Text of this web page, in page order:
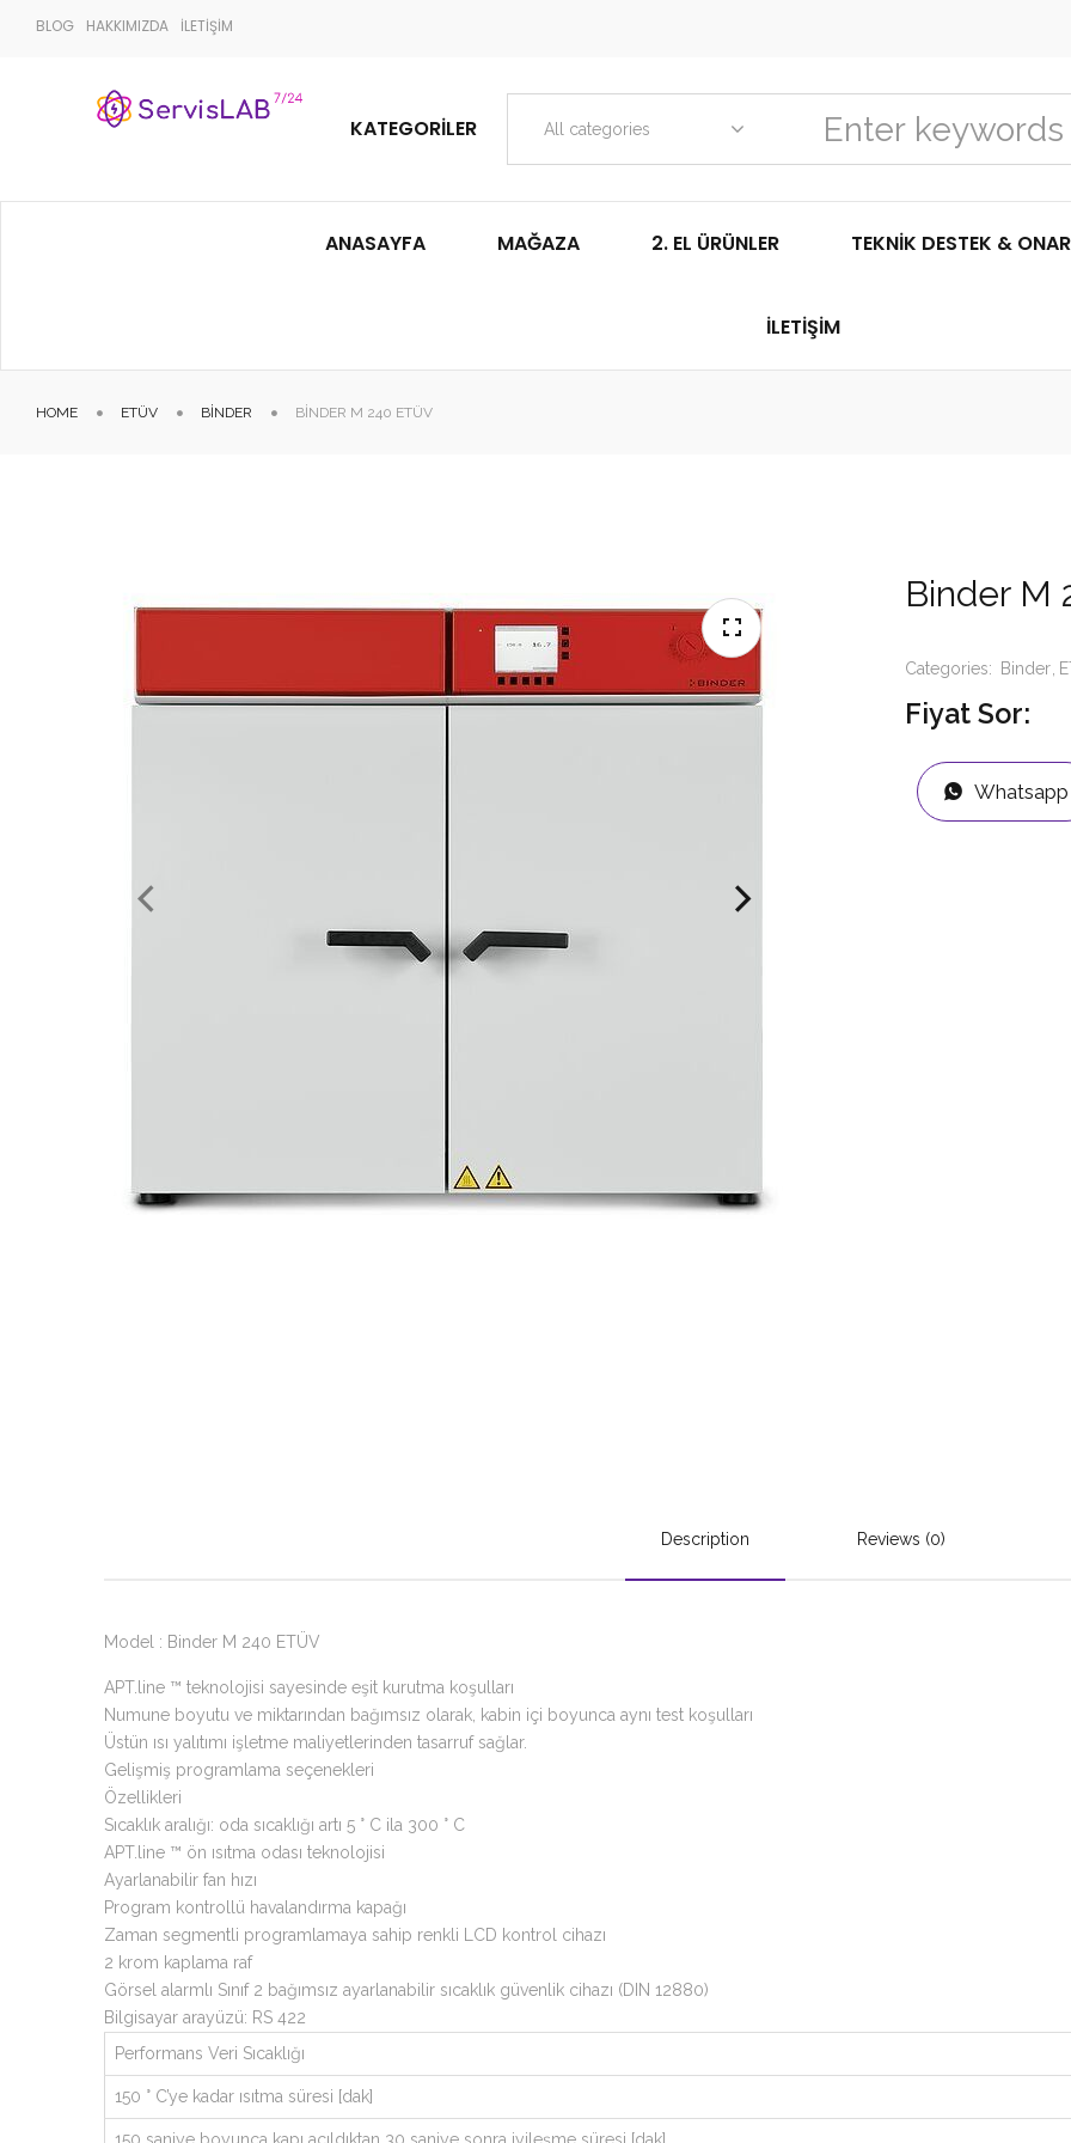
BLOG HAKKIMIZDA İLETİŞİM
KATEGORILER All categories
ANASAYFA MAĞAZA 2. EL ÜRÜNLER TEKNIK DESTEK &
İLETIŞIM
HOME ETÜV BINDER BINDER M 240 ETÜV
Binder M
Categories: Binder
Fiyat Sor:
Whatsapp
Description Reviews (0)
Model : Binder M 240 ETÜV
APT.line ™ teknolojisi sayesinde eşit kurutma koşulları
Numune boyutu ve miktarından bağımsız olarak, kabin içi boyunca aynı test koşulları
Üstün ısı yalıtımı işletme maliyetlerinden tasarruf sağlar.
Gelişmiş programlama seçenekleri
Özellikleri
Sıcaklık aralığı: oda sıcaklığı artı 5 ° C ila 300 ° C
APT.line ™ ön ısıtma odası teknolojisi
Ayarlanabilir fan hızı
Program kontrollü havalandırma kapağı
Zaman segmentli programlamaya sahip renkli LCD kontrol cihazı
2 krom kaplama raf
Görsel alarmlı Sınıf 2 bağımsız ayarlanabilir sıcaklık güvenlik cihazı (DIN 12880)
Bilgisayar arayüzü: RS 422
Performans Veri Sıcaklığı
150 ° C’ye kadar ısıtma süresi [dak]